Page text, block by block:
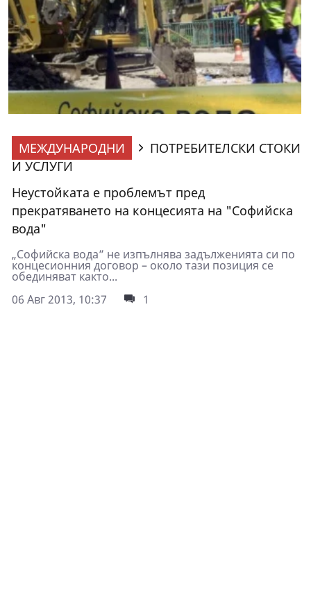
МЕЖДУНАРОДНИ
ПОТРЕБИТЕЛСКИ СТОКИ
И УСЛУГИ
Неустойката е проблемът пред
прекратяването на концесията на "Софийска
вода"
„Софийска вода” не изпълнява задълженията си по
концесионния договор – около тази позиция се
обединяват както...
06 Авг 2013, 10:37
1